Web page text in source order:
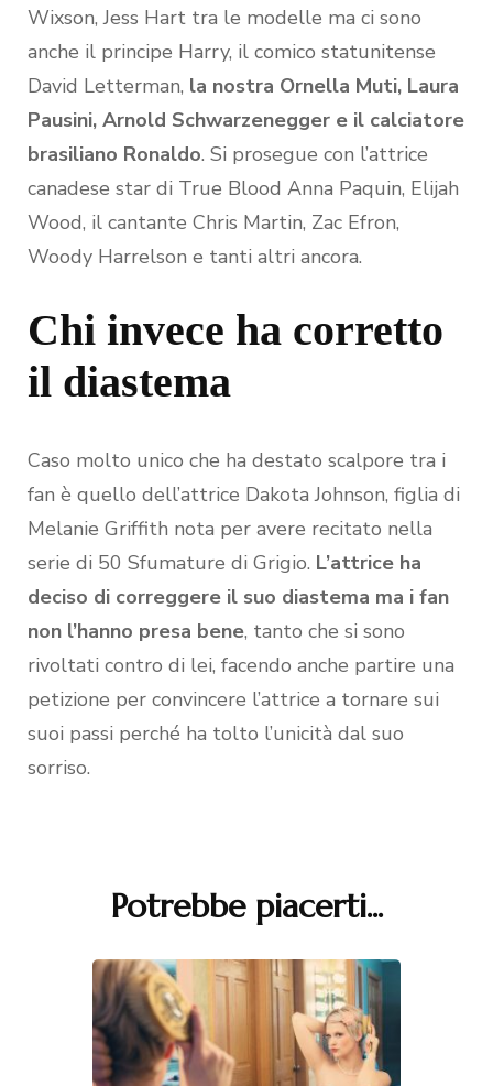
Wixson, Jess Hart tra le modelle ma ci sono
anche il principe Harry, il comico statunitense
David Letterman, la nostra Ornella Muti, Laura
Pausini, Arnold Schwarzenegger e il calciatore
brasiliano Ronaldo. Si prosegue con l’attrice
canadese star di True Blood Anna Paquin, Elijah
Wood, il cantante Chris Martin, Zac Efron,
Woody Harrelson e tanti altri ancora.
Chi invece ha corretto
il diastema
Caso molto unico che ha destato scalpore tra i
fan è quello dell’attrice Dakota Johnson, figlia di
Melanie Griffith nota per avere recitato nella
serie di 50 Sfumature di Grigio. L’attrice ha
deciso di correggere il suo diastema ma i fan
non l’hanno presa bene, tanto che si sono
rivoltati contro di lei, facendo anche partire una
petizione per convincere l’attrice a tornare sui
suoi passi perché ha tolto l’unicità dal suo
sorriso.
NavigazionePotrebbe piacerti...